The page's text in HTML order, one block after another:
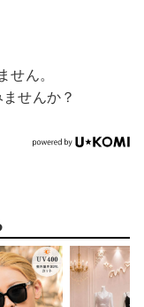
せん。
せんか？